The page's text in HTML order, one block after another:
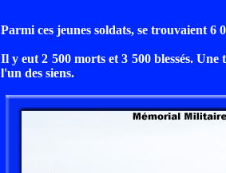
Parmi ces jeunes soldats, se trouvaient 6
Il y eut 2 500 morts et 3 500 blessés.
l'un des siens.